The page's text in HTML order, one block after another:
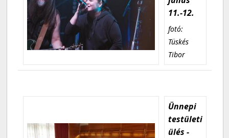
11.-12.
fotó:
Tüskés
Tibor
Ünnepi
testületi
ülés -